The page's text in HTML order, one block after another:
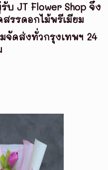
JT Flower Shop จึง
รรดอกไม้พรีเมียม
ดส่งทั่วกรุงเทพฯ 24